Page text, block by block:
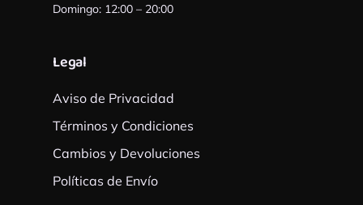
Domingo: 12:00 – 20:00
Legal
Aviso de Privacidad
Términos y Condiciones
Cambios y Devoluciones
Políticas de Envío